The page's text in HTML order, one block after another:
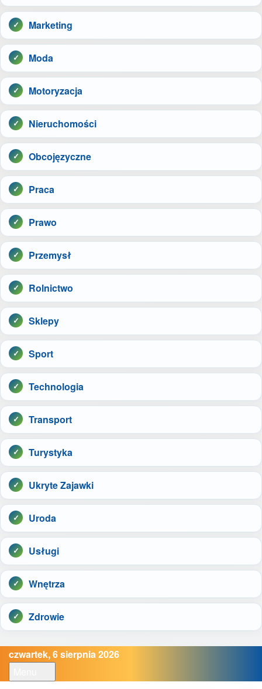
Marketing
Moda
Motoryzacja
Nieruchomości
Obcojęzyczne
Praca
Prawo
Przemysł
Rolnictwo
Sklepy
Sport
Technologia
Transport
Turystyka
Ukryte Zajawki
Uroda
Usługi
Wnętrza
Zdrowie
czwartek, 6 sierpnia 2026